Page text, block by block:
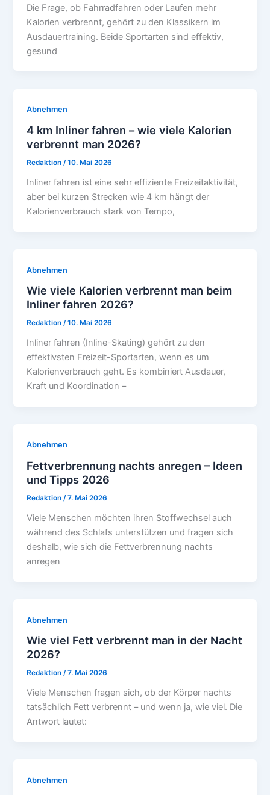
Die Frage, ob Fahrradfahren oder Laufen mehr
Kalorien verbrennt, gehört zu den Klassikern im
Ausdauertraining. Beide Sportarten sind effektiv,
gesund
Abnehmen
4 km Inliner fahren – wie viele Kalorien
verbrennt man 2026?
Redaktion/10. Mai 2026
Inliner fahren ist eine sehr effiziente Freizeitaktivität,
aber bei kurzen Strecken wie 4 km hängt der
Kalorienverbrauch stark von Tempo,
Abnehmen
Wie viele Kalorien verbrennt man beim
Inliner fahren 2026?
Redaktion/10. Mai 2026
Inliner fahren (Inline-Skating) gehört zu den
effektivsten Freizeit-Sportarten, wenn es um
Kalorienverbrauch geht. Es kombiniert Ausdauer,
Kraft und Koordination –
Abnehmen
Fettverbrennung nachts anregen – Ideen
und Tipps 2026
Redaktion /7. Mai 2026
Viele Menschen möchten ihren Stoffwechsel auch
während des Schlafs unterstützen und fragen sich
deshalb, wie sich die Fettverbrennung nachts
anregen
Abnehmen
Wie viel Fett verbrennt man in der Nacht
2026?
Redaktion/7. Mai 2026
Viele Menschen fragen sich, ob der Körper nachts
tatsächlich Fett verbrennt – und wenn ja, wie viel. Die
Antwort lautet:
Abnehmen